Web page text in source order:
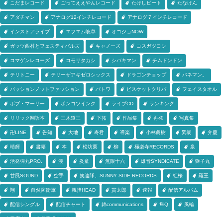
こだまレコード ごってええやんレコード たけしビート たなけん
アダチマン アナログ12インチレコード アナログ７インチレコード
インストアライブ エフエム岐阜 オコジョNOW
ガッツ西村とフェスティバルズ キャノーズ コスガツヨシ
コマゲンレコーズ コモリタカシ シバキマン チムドンドン
テリトニー テリーザアキゼロシックス ドラゴンチョップ バネマン。
パッションノットファッション パトワ ビスケットクリバ フェイスタオル
ボブ・マーリー ポンコツインク ライブCD ランキング
リリック翻訳本 三木道三 下拓 作品集 再発 写真集
卍LINE 告知 大地 寿君 導楽 小林眞樹 巽朗 弁慶
晴輝 書籍 本 松坊栗 柳 極楽寺RECORDS 泉
活発弾丸PRO. 湊 炎童 無限十六 爆音SYNDICATE 獅子丸
甘風SOUND 空手 笑連隊、SUNNY SIDE RECORDS 紅桜 羅王
翔 自然防衛軍 親指HEAD 貫太郎 速報 配信アルバム
配信シングル 配信チャート 錦communications 隼Q 風輪